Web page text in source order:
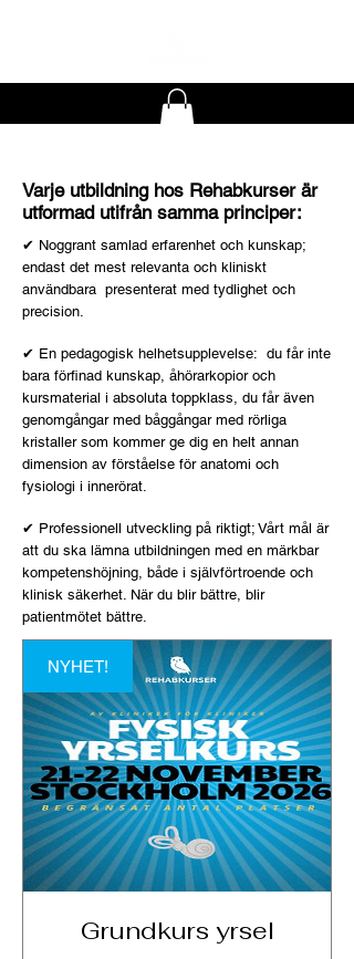
Varje utbildning hos Rehabkurser är
utformad utifrån samma principer:
​​✔ Noggrant samlad erfarenhet och kunskap;
endast det mest relevanta och kliniskt
användbara presenterat med tydlighet och
precision.
✔ En pedagogisk helhetsupplevelse: du får inte
bara förfinad kunskap, åhörarkopior och
kursmaterial i absoluta toppklass, du får även
genomgångar med båggångar med rörliga
kristaller som kommer ge dig en helt annan
dimension av förståelse för anatomi och
fysiologi i innerörat.
✔ Professionell utveckling på riktigt; Vårt mål är
att du ska lämna utbildningen med en märkbar
kompetenshöjning, både i självförtroende och
klinisk säkerhet. När du blir bättre, blir
patientmötet bättre.
NYHET!
Grundkurs yrsel